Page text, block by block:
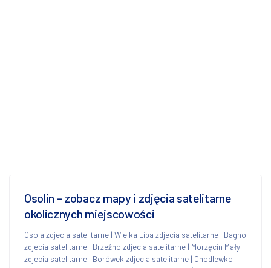
Osolin - zobacz mapy i zdjęcia satelitarne
okolicznych miejscowości
Osola zdjecia satelitarne | Wielka Lipa zdjecia satelitarne | Bagno
zdjecia satelitarne | Brzeźno zdjecia satelitarne | Morzęcin Mały
zdjecia satelitarne | Borówek zdjecia satelitarne | Chodlewko